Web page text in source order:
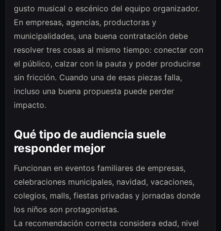
gusto musical o escénico del equipo organizador.
En empresas, agencias, productoras y
municipalidades, una buena contratación debe
resolver tres cosas al mismo tiempo: conectar con
el público, calzar con la pauta y poder producirse
sin fricción. Cuando una de esas piezas falla,
incluso una buena propuesta puede perder
impacto.
Qué tipo de audiencia suele
responder mejor
Funcionan en eventos familiares de empresas,
celebraciones municipales, navidad, vacaciones,
colegios, malls, fiestas privadas y jornadas donde
los niños son protagonistas.
La recomendación correcta considera edad, nivel